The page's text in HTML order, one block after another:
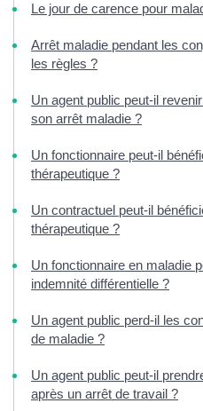
Le jour de carence pour
Arrêt maladie pendant les
les règles ?
Un agent public peut-il
son arrêt maladie ?
Un fonctionnaire peut-il
thérapeutique ?
Un contractuel peut-il
thérapeutique ?
Un fonctionnaire en maladie
indemnité différentielle ?
Un agent public perd-il les
de maladie ?
Un agent public peut-il
après un arrêt de travail ?